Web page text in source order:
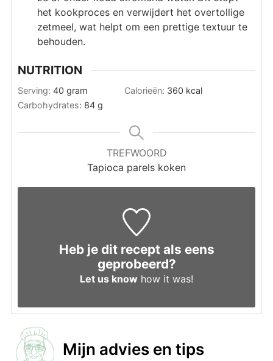
het kookproces en verwijdert het overtollige
zetmeel, wat helpt om een prettige textuur te
behouden.
NUTRITION
Serving: 40 gram Calorieën: 360 kcal
Carbohydrates: 84 g
TREFWOORD
Tapioca parels koken
Heb je dit recept als eens
geprobeerd?
Let us know how it was!
Mijn advies en tips